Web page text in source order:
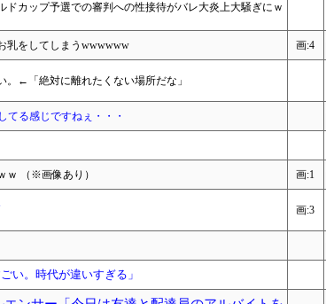
ドカップ予選での審判への性接待がバレ大炎上大騒ぎにｗ
乳をしてしまうwwwwww 画:4
。←「絶対に離れたくない場所だな」
てる感じですねぇ・・・
ｗ （※画像あり） 画:1
画:3
い。時代が違いすぎる」